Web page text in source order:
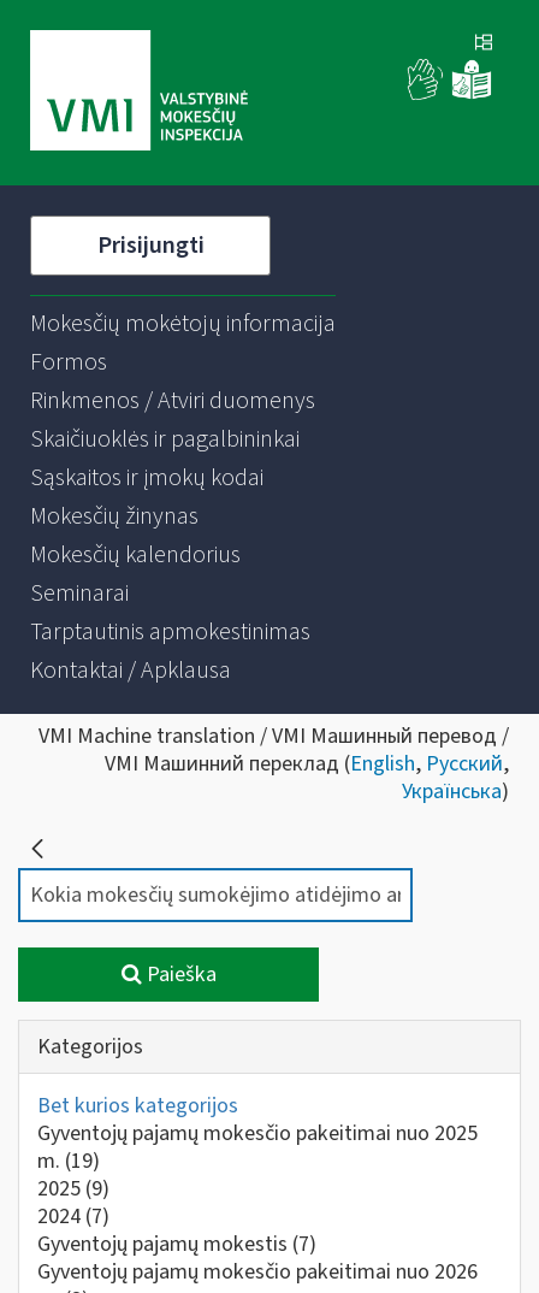
Prisijungti
Mokesčių mokėtojų informacija
Formos
Rinkmenos / Atviri duomenys
Skaičiuoklės ir pagalbininkai
Sąskaitos ir įmokų kodai
Mokesčių žinynas
Mokesčių kalendorius
Seminarai
Tarptautinis apmokestinimas
Kontaktai / Apklausa
VMI Machine translation / VMI Машинный перевод /
VMI Машинний переклад (English, Русский,
Українська)
Paieška
Kategorijos
Bet kurios kategorijos
Gyventojų pajamų mokesčio pakeitimai nuo 2025
m. (19)
2025 (9)
2024 (7)
Gyventojų pajamų mokestis (7)
Gyventojų pajamų mokesčio pakeitimai nuo 2026